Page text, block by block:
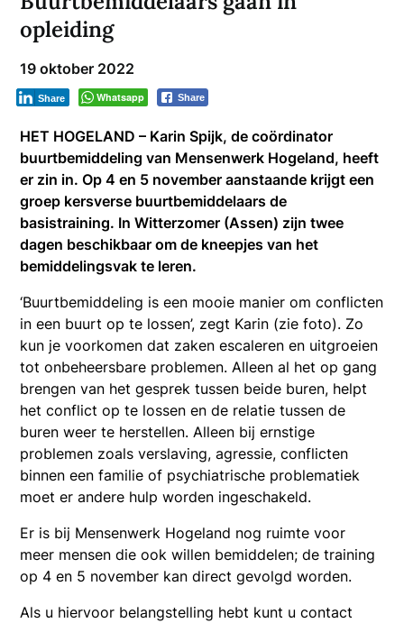
opleiding
19 oktober 2022
Whatsapp Share
Share
HET HOGELAND – Karin Spijk, de coördinator
buurtbemiddeling van Mensenwerk Hogeland, heeft
er zin in. Op 4 en 5 november aanstaande krijgt een
groep kersverse buurtbemiddelaars de
basistraining. In Witterzomer (Assen) zijn twee
dagen beschikbaar om de kneepjes van het
bemiddelingsvak te leren.
‘Buurtbemiddeling is een mooie manier om conflicten
in een buurt op te lossen’, zegt Karin (zie foto). Zo
kun je voorkomen dat zaken escaleren en uitgroeien
tot onbeheersbare problemen. Alleen al het op gang
brengen van het gesprek tussen beide buren, helpt
het conflict op te lossen en de relatie tussen de
buren weer te herstellen. Alleen bij ernstige
problemen zoals verslaving, agressie, conflicten
binnen een familie of psychiatrische problematiek
moet er andere hulp worden ingeschakeld.
Er is bij Mensenwerk Hogeland nog ruimte voor
meer mensen die ook willen bemiddelen; de training
op 4 en 5 november kan direct gevolgd worden.
Als u hiervoor belangstelling hebt kunt u contact